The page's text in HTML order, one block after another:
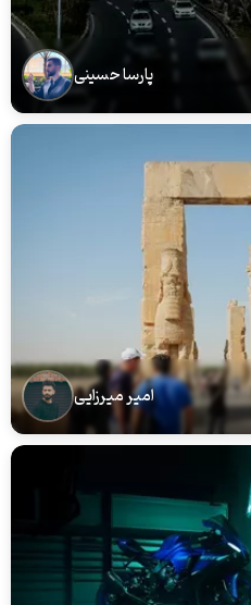
پارسا حسینی
امیر میرزایی